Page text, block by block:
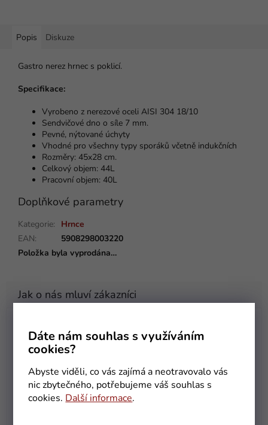
Dáte nám souhlas s využíváním
cookies?
Abyste viděli, co vás zajímá a neotravovalo vás
nic zbytečného, potřebujeme váš souhlas s
cookies. Další informace.
Popis Diskuze
Gastro nerez hrnec s poklicí.
Specifikace:
Vyrobeno z nerezové oceli AISI 304 18/10
Sendvičové dno o síle 7 mm.
Pevné, nýtované úchyty
Vhodné pro všechny typy sporáků včetně indukčních
Rozměry: 45x28 cm.
Celkový objem: 44L
Pracovní objem: 40L
Doplňkové parametry
Kategorie:
Hrnce
EAN:
5908298003220
Položka byla vyprodána…
HP Helena Pöschková
Hodnocení obchodu je 5 z 5 hvězdiček.
5.8.2026
OU Olga Urbánková
Hodnocení obchodu je 5 z 5 hvězdiček.
31.7.2026